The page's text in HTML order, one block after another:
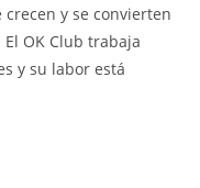
y se convierten
OK Club trabaja
y su labor está